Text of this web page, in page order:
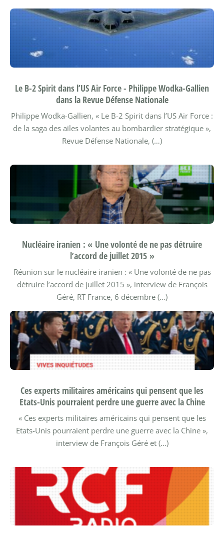
Le B-2 Spirit dans l’US Air Force - Philippe Wodka-Gallien
dans la Revue Défense Nationale
Philippe Wodka-Gallien, « Le B-2 Spirit dans l’US Air Force :
de la saga des ailes volantes au bombardier stratégique »,
Revue Défense Nationale, (…)
Nucléaire iranien : « Une volonté de ne pas détruire
l’accord de juillet 2015 »
Réunion sur le nucléaire iranien : « Une volonté de ne pas
détruire l’accord de juillet 2015 », interview de François
Géré, RT France, 6 décembre (…)
Ces experts militaires américains qui pensent que les
Etats-Unis pourraient perdre une guerre avec la Chine
« Ces experts militaires américains qui pensent que les
Etats-Unis pourraient perdre une guerre avec la Chine »,
interview de François Géré et (…)